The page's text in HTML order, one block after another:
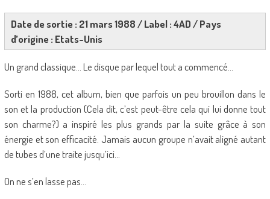
Date de sortie : 21 mars 1988 / Label : 4AD / Pays
d’origine : Etats-Unis
Un grand classique… Le disque par lequel tout a commencé…
Sorti en 1988, cet album, bien que parfois un peu brouillon dans le
son et la production (Cela dit, c’est peut-être cela qui lui donne tout
son charme?) a inspiré les plus grands par la suite grâce à son
énergie et son efficacité. Jamais aucun groupe n’avait aligné autant
de tubes d’une traite jusqu’ici…
On ne s’en lasse pas…